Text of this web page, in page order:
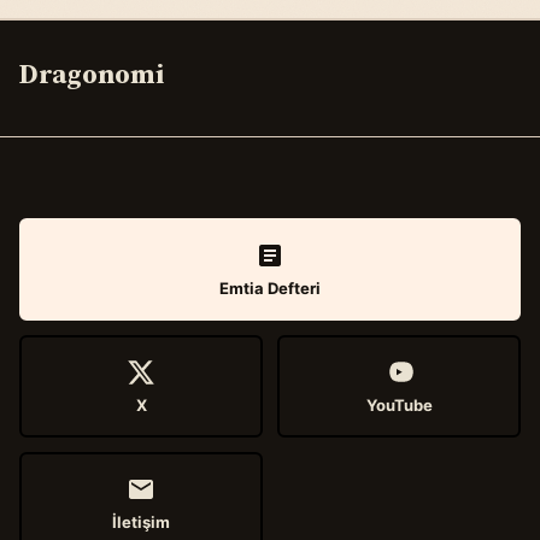
Dragonomi
Emtia Defteri
X YouTube
İletişim